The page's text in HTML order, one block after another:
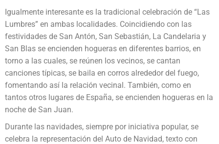
Igualmente interesante es la tradicional celebración de “Las
Lumbres” en ambas localidades. Coincidiendo con las
festividades de San Antón, San Sebastián, La Candelaria y
San Blas se encienden hogueras en diferentes barrios, en
torno a las cuales, se reúnen los vecinos, se cantan
canciones típicas, se baila en corros alrededor del fuego,
fomentando así la relación vecinal. También, como en
tantos otros lugares de España, se encienden hogueras en la
noche de San Juan.
Durante las navidades, siempre por iniciativa popular, se
celebra la representación del Auto de Navidad, texto con